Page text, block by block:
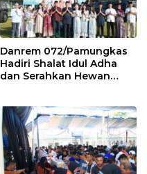
Danrem 072/Pamungkas
Hadiri Shalat Idul Adha
dan Serahkan Hewan